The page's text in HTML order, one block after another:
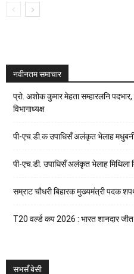
नवीनतम समाचार
प्रो. अशोक कुमार मेहता सम्हारलनि
विभागाध्यक्ष
पी-एच.डी.क उपाधिसँ अलंकृत भेलाह मधुबनी
पी-एच.डी. उपाधिसँ अलंकृत भेलाह मिथिला
सम्राट चौधरी बिहारक मुख्यमंत्री पदक
T20 वर्ल्ड कप 2026 : भारत शानदार
सभसँ बेसी